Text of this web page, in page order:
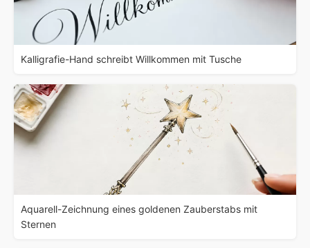
Kalligrafie-Hand schreibt Willkommen mit Tusche
Aquarell-Zeichnung eines goldenen Zauberstabs mit
Sternen